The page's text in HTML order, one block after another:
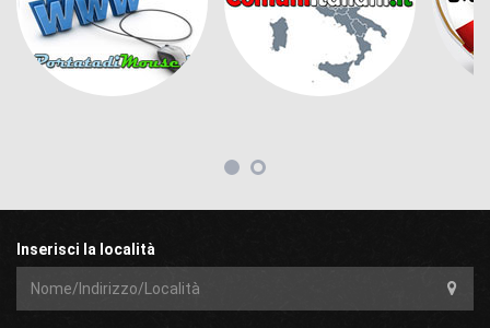
Inserisci la località